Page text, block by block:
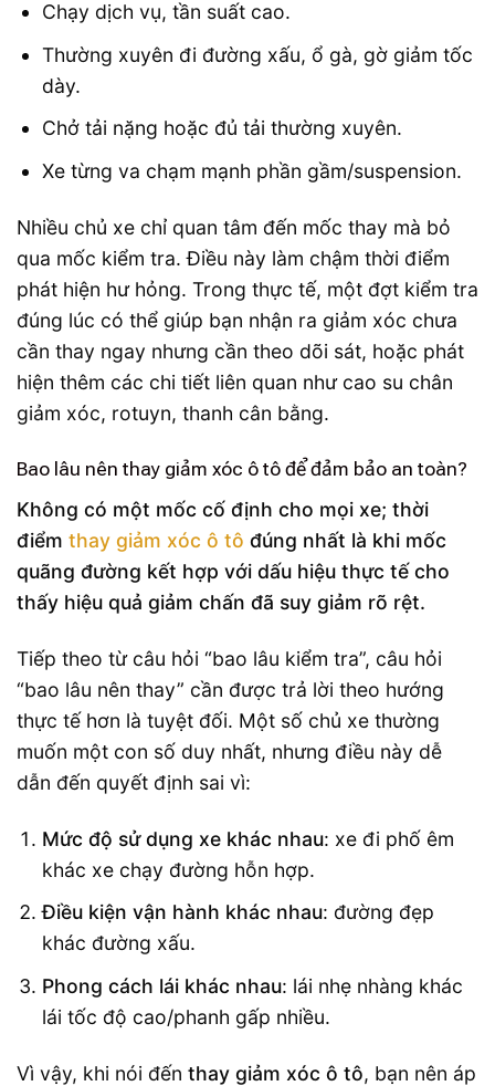
Chạy dịch vụ, tần suất cao.
Thường xuyên đi đường xấu, ổ gà, gờ giảm tốc
dày.
Chở tải nặng hoặc đủ tải thường xuyên.
Xe từng va chạm mạnh phần gầm/suspension.
Nhiều chủ xe chỉ quan tâm đến mốc thay mà bỏ
qua mốc kiểm tra. Điều này làm chậm thời điểm
phát hiện hư hỏng. Trong thực tế, một đợt kiểm tra
đúng lúc có thể giúp bạn nhận ra giảm xóc chưa
cần thay ngay nhưng cần theo dõi sát, hoặc phát
hiện thêm các chi tiết liên quan như cao su chân
giảm xóc, rotuyn, thanh cân bằng.
Bao lâu nên thay giảm xóc ô tô để đảm bảo an toàn?
Không có một mốc cố định cho mọi xe; thời
điểm thay giảm xóc ô tô đúng nhất là khi mốc
quãng đường kết hợp với dấu hiệu thực tế cho
thấy hiệu quả giảm chấn đã suy giảm rõ rệt.
Tiếp theo từ câu hỏi “bao lâu kiểm tra”, câu hỏi
“bao lâu nên thay” cần được trả lời theo hướng
thực tế hơn là tuyệt đối. Một số chủ xe thường
muốn một con số duy nhất, nhưng điều này dễ
dẫn đến quyết định sai vì:
Mức độ sử dụng xe khác nhau: xe đi phố êm
khác xe chạy đường hỗn hợp.
Điều kiện vận hành khác nhau: đường đẹp
khác đường xấu.
Phong cách lái khác nhau: lái nhẹ nhàng khác
lái tốc độ cao/phanh gấp nhiều.
Vì vậy, khi nói đến thay giảm xóc ô tô, bạn nên áp